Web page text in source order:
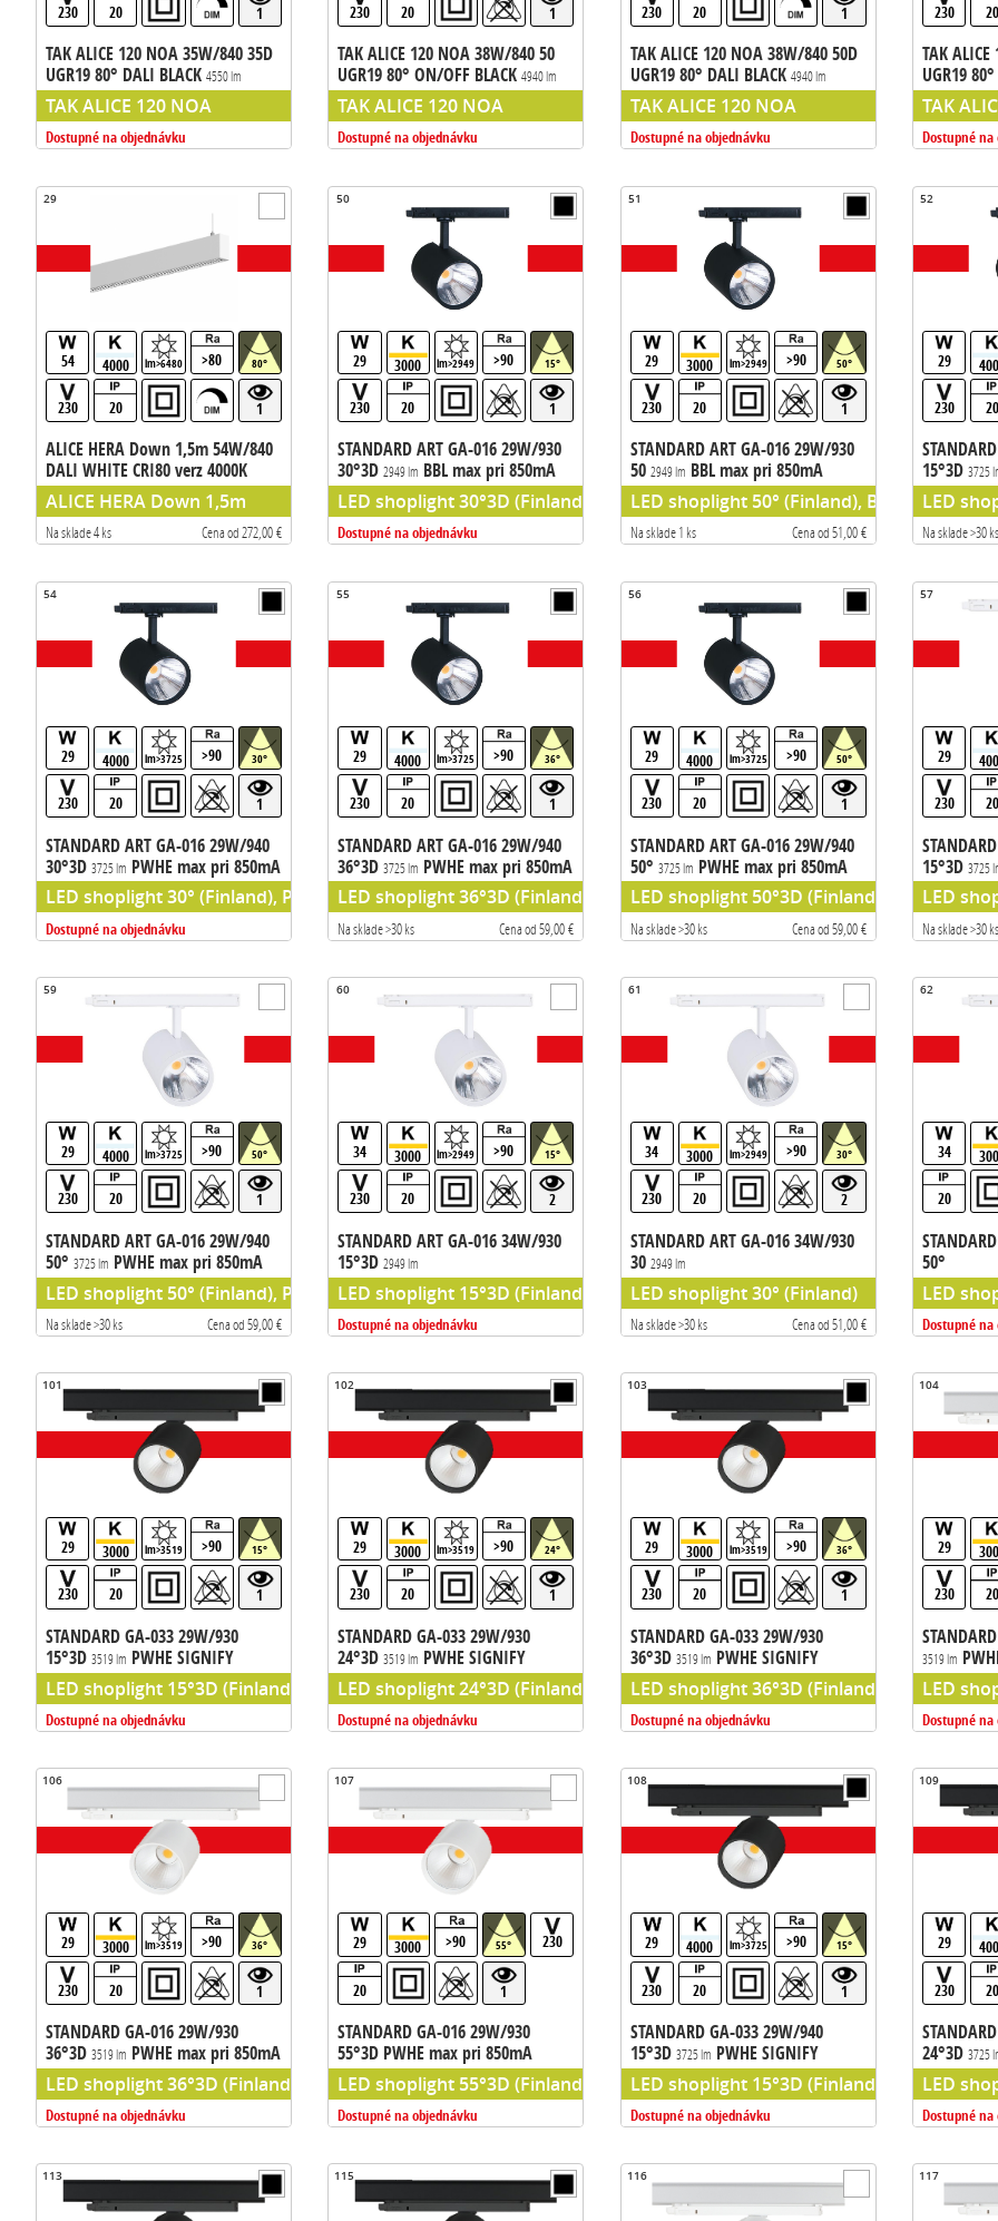
230 20 1
TAK ALICE 120 NOA 35W/840 35D
UGR19 80° DALI BLACK4550 lm
liniove svietidlo do listy GLOBAL
TAK ALICE 120 NOA
Dostupné na objednávku
230 20 1
TAK ALICE 120 NOA 38W/840 50
UGR19 80° ON/OFF BLACK4940 lm
liniove svietidlo do listy GLOBAL
TAK ALICE 120 NOA
Dostupné na objednávku
230 20 1
TAK ALICE 120 NOA 38W/840 50D
UGR19 80° DALI BLACK 4940 lm
liniove svietidlo do listy GLOBAL
TAK ALICE 120 NOA
Dostupné na objednávku
230 20
TAK
UGR19
liniove
TAK
Dostupné
29
54 4000 lm>6480 >80 80°
230 20 1
ALICE HERA Down 1,5m 54W/840
DALI WHITE CRI80 verz 4000K
UGR19 DALI6480 lm
ALICE HERA Down 1,5m
Na sklade 4 ks Cena od 272,00 €
50
29 3000 lm>2949 >90 15°
230 20 1
STANDARD ART GA-016 29W/930
30°3D2949 lm BBL max pri 850mA
123m/W
LED shoplight 30°3D (Finland), BBL (Samsung chip) predradnik TCI
Dostupné na objednávku
51
29 3000 lm>2949 >90 50°
230 20 1
STANDARD ART GA-016 29W/930
50 2949 lm BBL max pri 850mA
123m/W
LED shoplight 50° (Finland), BBL
Na sklade 1 ks Cena od 51,00 €
52
29
230 20
15°3D3725
133m/W
LED
Na sklade >30 ks
54
29 4000 lm>3725 >90 30°
230 20 1
STANDARD ART GA-016 29W/940
30°3D3725 lm PWHE max pri 850mA
133m/W
LED shoplight 30° (Finland), PW HE (Philips chip) predradnik TCI
Dostupné na objednávku
55
29 4000 lm>3725 >90 36°
230 20 1
STANDARD ART GA-016 29W/940
36°3D3725 lm PWHE max pri 850mA
133m/W
LED shoplight 36°3D (Finland), PW HE (Philips chip) predradnik TCI
Na sklade >30 ks Cena od 59,00 €
56
29 4000 lm>3725 >90 50°
230 20 1
STANDARD ART GA-016 29W/940
50° 3725 lm PWHE max pri 850mA
133m/W
LED shoplight 50°3D (Finland), PW HE
Na sklade >30 ks Cena od 59,00 €
57
29
230 20
15°3D3725
133m/W
LED
Na sklade >30 ks
59
29 4000 lm>3725 >90 50°
230 20 1
STANDARD ART GA-016 29W/940
50°3725 lm PWHE max pri 850mA
133m/W
LED shoplight 50° (Finland), PW HE (Philips chip) predradnik TCI
Na sklade >30 ks Cena od 59,00 €
60
34 3000 lm>2949 >90 15°
230 20 2
STANDARD ART GA-016 34W/930
15°3D2949 lm
LED shoplight 15°3D (Finland)
Dostupné na objednávku
61
34 3000 lm>2949 >90 30°
230 20 2
STANDARD ART GA-016 34W/930
30 2949 lm
LED shoplight 30° (Finland)
Na sklade >30 ks Cena od 51,00 €
62
34
20
50°
LED
Dostupné
101
29 3000 lm>3519 >90 15°
230 20 1
STANDARD GA-033 29W/930
15°3D3519 lm PWHE SIGNIFY
LED shoplight 15°3D (Finland), chip PW HE (Philips chip) predradnik signify
Dostupné na objednávku
102
29 3000 lm>3519 >90 24°
230 20 1
STANDARD GA-033 29W/930
24°3D3519 lm PWHE SIGNIFY
LED shoplight 24°3D (Finland), chip PW HE (Philips chip) predradnik signify
Dostupné na objednávku
103
29 3000 lm>3519 >90 36°
230 20 1
STANDARD GA-033 29W/930
36°3D 3519 lm PWHE SIGNIFY
LED shoplight 36°3D (Finland), chip PW
Dostupné na objednávku
104
29
230 20
3519 lm
133m/W
LED
Dostupné
106
29 3000 lm>3519 >90 36°
230 20 1
STANDARD GA-016 29W/930
36°3D3519 lm PWHE max pri 850mA
133m/W
LED shoplight 36°3D (Finland), chip PW HE (Philips chip) predradnik TCI
Dostupné na objednávku
107
29 3000 >90 55° 230
20 1
STANDARD GA-016 29W/930
55°3D PWHE max pri 850mA
133m/W
LED shoplight 55°3D (Finland), chip PW HE (Philips chip) predradnik TCI
Dostupné na objednávku
108
29 4000 lm>3725 >90 15°
230 20 1
STANDARD GA-033 29W/940
15°3D 3725 lm PWHE SIGNIFY
LED shoplight 15°3D (Finland), chip PW
Dostupné na objednávku
109
29
230 20
24°3D3725
LED
Dostupné
113 115 116 117